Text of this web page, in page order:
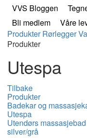
VVS Bloggen
Bli medlem
Våre
ProdukterRørlegger
Produkter
Utespa
Tilbake
Produkter
Badekar og
Utespa
Utendørs
silver/grå